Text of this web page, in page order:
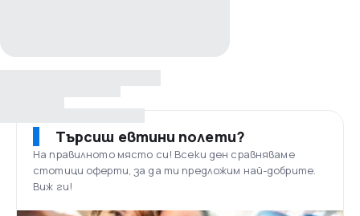
Търсиш евтини полети?
На правилното място си! Всеки ден сравняваме
стотици оферти, за да ти предложим най-добрите.
Виж ги!